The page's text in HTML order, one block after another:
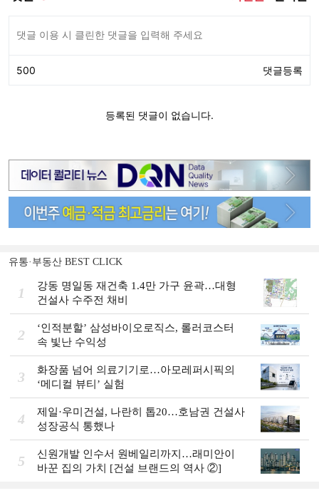
유통·부동산 BEST CLICK
1
강동 명일동 재건축 1.4만 가구 윤곽…대형
건설사 수주전 채비
2
‘인적분할’ 삼성바이오로직스, 롤러코스터
속 빛난 수익성
3
화장품 넘어 의료기기로…아모레퍼시픽의
‘메디컬 뷰티’ 실험
4
제일·우미건설, 나란히 톱20…호남권 건설사
성장공식 통했나
5
신원개발 인수서 원베일리까지…래미안이
바꾼 집의 가치 [건설 브랜드의 역사 ②]